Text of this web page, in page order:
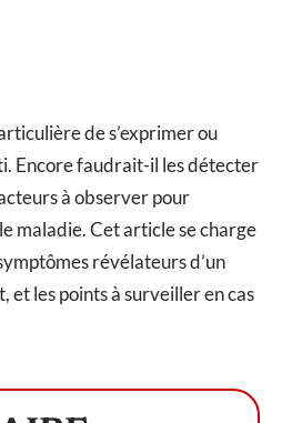
de s’exprimer ou
Encore faudrait-il les détecter
à observer pour
maladie. Cet article se charge
révélateurs d’un
et les points à surveiller en cas